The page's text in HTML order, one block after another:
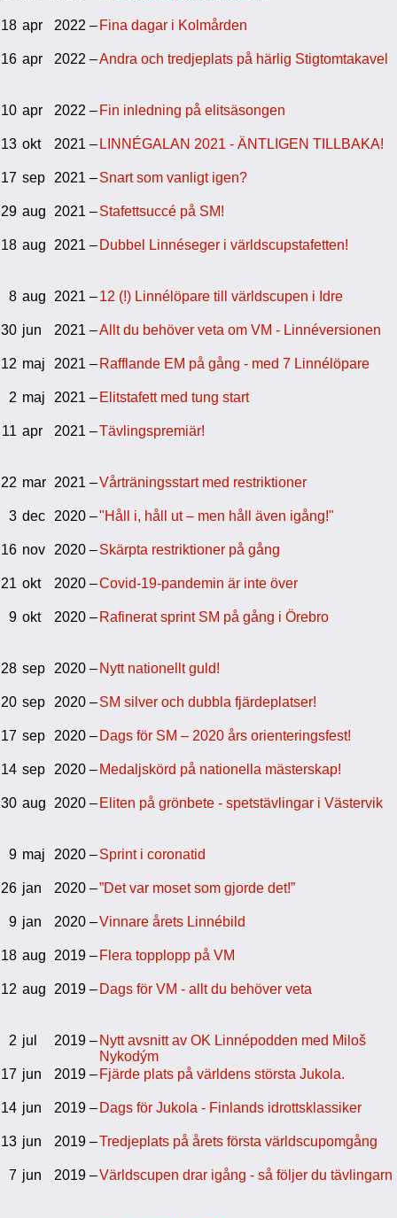
18 apr 2022 – Fina dagar i Kolmården
16 apr 2022 –Andra och tredjeplats på härlig Stigtomtakavel
10 apr 2022 – Fin inledning på elitsäsongen
13 okt 2021 – LINNÉGALAN 2021 - ÄNTLIGEN TILLBAKA!
17 sep 2021 –Snart som vanligt igen?
29 aug 2021 –Stafettsuccé på SM!
18 aug 2021 – Dubbel Linnéseger i världscupstafetten!
8 aug 2021 –12 (!) Linnélöpare till världscupen i Idre
30 jun 2021 –Allt du behöver veta om VM - Linnéversionen
12 maj 2021 – Rafflande EM på gång - med 7 Linnélöpare
2 maj 2021 – Elitstafett med tung start
11 apr 2021 –Tävlingspremiär!
22 mar 2021 –Vårträningsstart med restriktioner
3 dec 2020 –"Håll i, håll ut – men håll även igång!"
16 nov 2020 –Skärpta restriktioner på gång
21 okt 2020 –Covid-19-pandemin är inte över
9 okt 2020 – Rafinerat sprint SM på gång i Örebro
28 sep 2020 – Nytt nationellt guld!
20 sep 2020 –SM silver och dubbla fjärdeplatser!
17 sep 2020 – Dags för SM – 2020 års orienteringsfest!
14 sep 2020 – Medaljskörd på nationella mästerskap!
30 aug 2020 – Eliten på grönbete - spetstävlingar i Västervik
9 maj 2020 –Sprint i coronatid
26 jan 2020 –”Det var moset som gjorde det!”
9 jan 2020 –Vinnare årets Linnébild
18 aug 2019 – Flera topplopp på VM
12 aug 2019 – Dags för VM - allt du behöver veta
2 jul 2019 – Nytt avsnitt av OK Linnépodden med Miloš
Nykodým
17 jun 2019 – Fjärde plats på världens största Jukola.
14 jun 2019 – Dags för Jukola - Finlands idrottsklassiker
13 jun 2019 –Tredjeplats på årets första världscupomgång
7 jun 2019 –Världscupen drar igång - så följer du tävlingarn